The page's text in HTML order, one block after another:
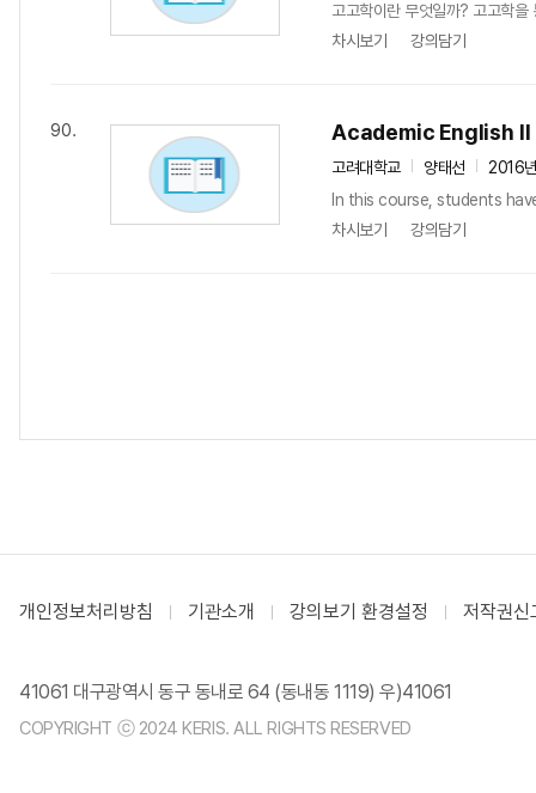
고고학이란 무엇일까? 고고학
차시보기
강의담기
90. Academic English Ⅱ
고려대학교 양태선
2016
In this course, students
차시보기
강의담기
개인정보처리방침 기관소개 강의보기 환경설정 저작권신
41061 대구광역시 동구 동내로 64 (동내동 1119) 우)41061
COPYRIGHT ⓒ 2024 KERIS. ALL RIGHTS RESERVED